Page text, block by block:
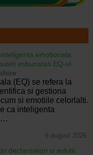
emotionala:
imbunatati EQ-ul
(EQ) se refera la
si gestiona
si emotiile celorlalti.
ca inteligenta
6 august 2026
declansatori si solutii